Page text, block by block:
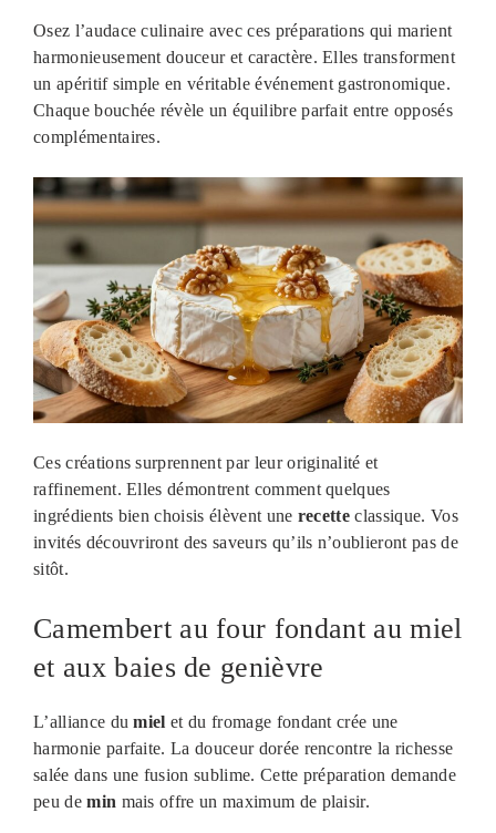
Osez l’audace culinaire avec ces préparations qui marient
harmonieusement douceur et caractère. Elles transforment
un apéritif simple en véritable événement gastronomique.
Chaque bouchée révèle un équilibre parfait entre opposés
complémentaires.
Ces créations surprennent par leur originalité et
raffinement. Elles démontrent comment quelques
ingrédients bien choisis élèvent une recette classique. Vos
invités découvriront des saveurs qu’ils n’oublieront pas de
sitôt.
Camembert au four fondant au miel
et aux baies de genièvre
L’alliance dumiel et du fromage fondant crée une
harmonie parfaite. La douceur dorée rencontre la richesse
salée dans une fusion sublime. Cette préparation demande
peu demin mais offre un maximum de plaisir.